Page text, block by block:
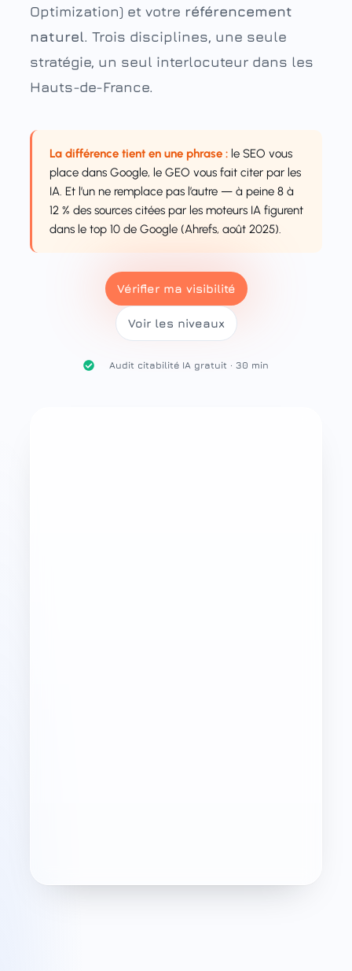
Optimization) et votre référencement
naturel. Trois disciplines, une seule
stratégie, un seul interlocuteur dans les
Hauts-de-France.
La différence tient en une phrase : le SEO vous
place dans Google, le GEO vous fait citer par les
IA. Et l’un ne remplace pas l’autre — à peine 8 à
12 % des sources citées par les moteurs IA figurent
dans le top 10 de Google (Ahrefs, août 2025).
Vérifier ma visibilité
Voir les niveaux
Audit citabilité IA gratuit · 30 min